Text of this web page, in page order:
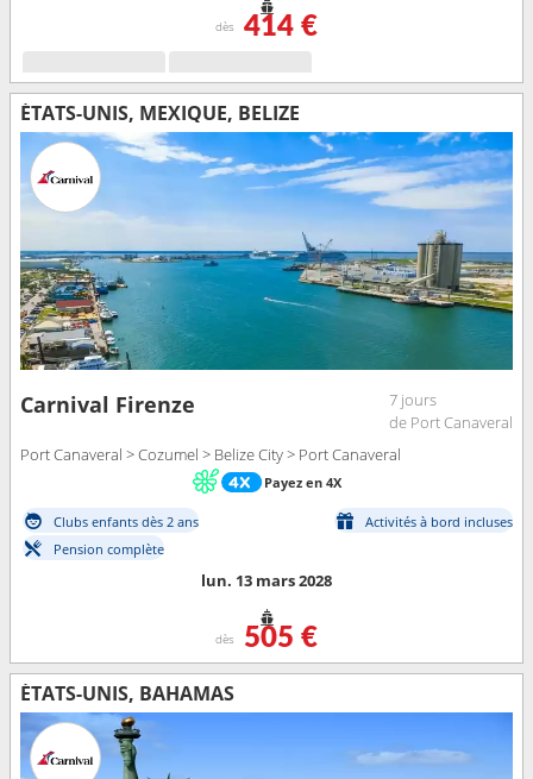
dès 414 €
ÉTATS-UNIS, MEXIQUE, BELIZE
Carnival Firenze
7 jours
de Port Canaveral
Port Canaveral > Cozumel > Belize City > Port Canaveral
Payez en 4X
Clubs enfants dès 2 ans
Activités à bord incluses
Pension complète
lun. 13 mars 2028
dès 505 €
ÉTATS-UNIS, BAHAMAS